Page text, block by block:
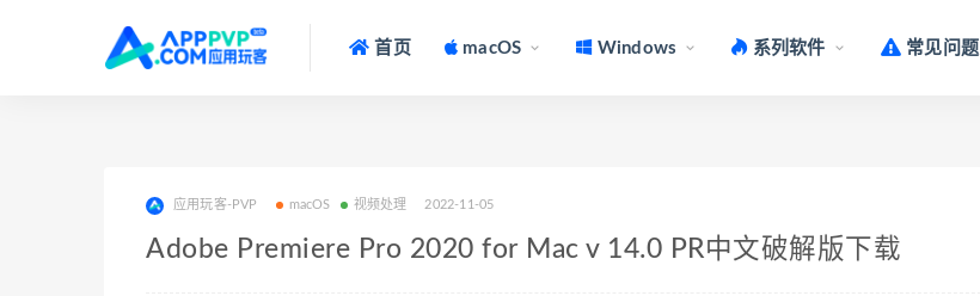
首页 macOS Windows 系列软件 常见问题
应用玩客-PVP macOS 视频处理 2022-11-05
Adobe Premiere Pro 2020 for Mac v 14.0 PR中文破解版下载